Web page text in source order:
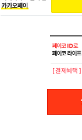
[ 결제혜택 ]